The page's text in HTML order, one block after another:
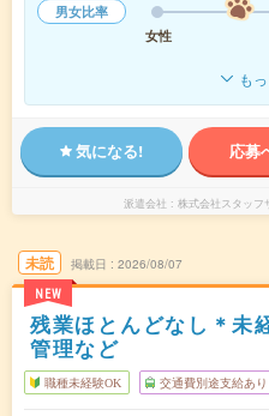
男女比率
女性
も
気になる! 応募
派遣会社 株式会社スタッ
未読
NEW
掲載日 2026/08/07
残業ほとんどなし＊未
管理など
職種未経験OK 交通費別途支給あり